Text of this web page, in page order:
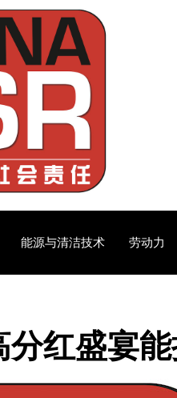
能源与清洁技术 劳动力
红盛宴能